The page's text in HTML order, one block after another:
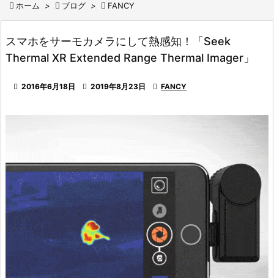
 ホーム >  ブログ >  FANCY
スマホをサーモカメラにして熱感知！「Seek
Thermal XR Extended Range Thermal Imager」
 2016年6月18日  2019年8月23日  FANCY